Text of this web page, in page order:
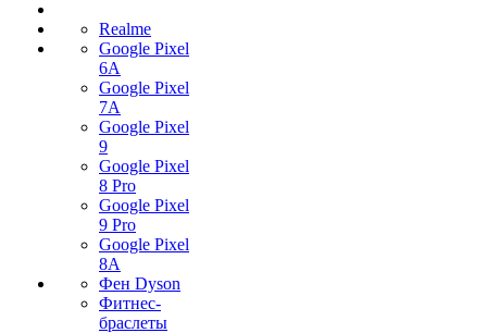
Realme
Google Pixel
6A
Google Pixel
7А
Google Pixel
9
Google Pixel
8 Pro
Google Pixel
9 Pro
Google Pixel
8A
Фен Dyson
Фитнес-
браслеты